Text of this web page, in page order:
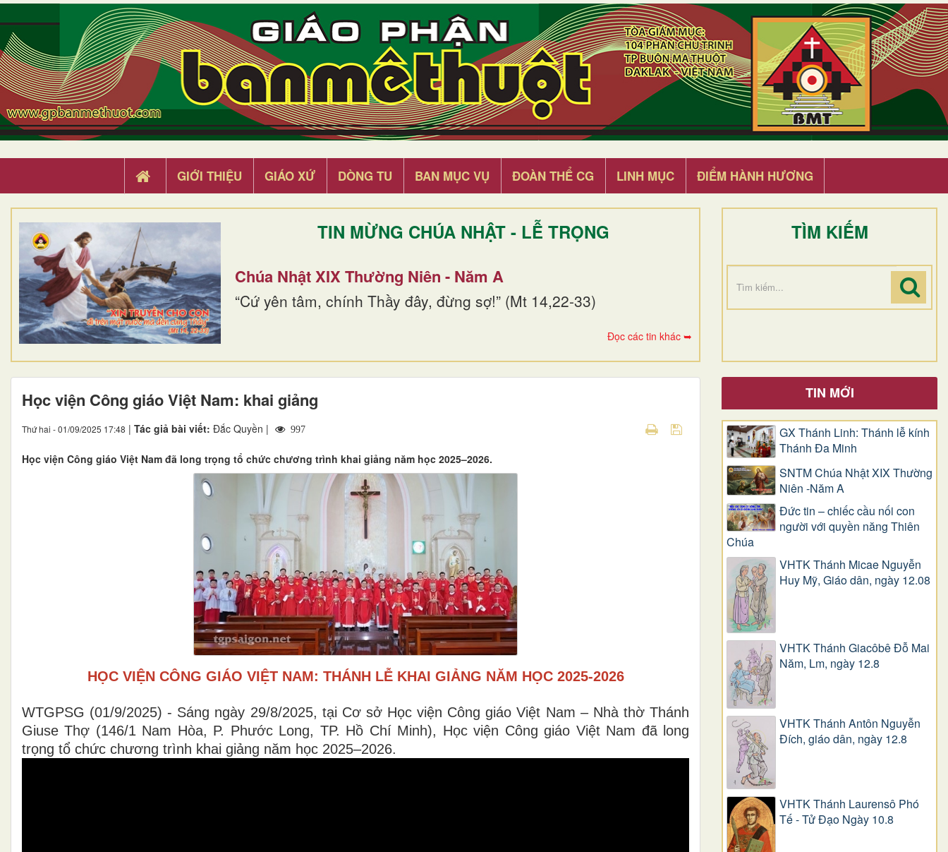
GIỚI THIỆU GIÁO XỨ DÒNG TU BAN MỤC VỤ ĐOÀN THỂ CG LINH MỤC ĐIỂM HÀNH HƯƠNG
TIN MỪNG CHÚA NHẬT - LỄ TRỌNG
Chúa Nhật XIX Thường Niên - Năm A
“Cứ yên tâm, chính Thầy đây, đừng sợ!” (Mt 14,22-33)
Đọc các tin khác ➥
TÌM KIẾM
Học viện Công giáo Việt Nam: khai giảng
Thứ hai - 01/09/2025 17:48 | Tác giả bài viết: Đắc Quyền | 997
Học viện Công giáo Việt Nam đã long trọng tổ chức chương trình khai giảng năm học 2025–2026.
HỌC VIỆN CÔNG GIÁO VIỆT NAM: THÁNH LỄ KHAI GIẢNG NĂM HỌC 2025-2026
WTGPSG (01/9/2025) - Sáng ngày 29/8/2025, tại Cơ sở Học viện Công giáo Việt Nam – Nhà thờ Thánh
Giuse Thợ (146/1 Nam Hòa, P. Phước Long, TP. Hồ Chí Minh), Học viện Công giáo Việt Nam đã long
trọng tổ chức chương trình khai giảng năm học 2025–2026.
TIN MỚI
GX Thánh Linh: Thánh lễ kính
Thánh Đa Minh
SNTM Chúa Nhật XIX Thường
Niên -Năm A
Đức tin – chiếc cầu nối con
người với quyền năng Thiên
Chúa
VHTK Thánh Micae Nguyễn
Huy Mỹ, Giáo dân, ngày 12.08
VHTK Thánh Giacôbê Ðỗ Mai
Năm, Lm, ngày 12.8
VHTK Thánh Antôn Nguyễn
Ðích, giáo dân, ngày 12.8
VHTK Thánh Laurensô Phó
Tế - Tử Đạo Ngày 10.8